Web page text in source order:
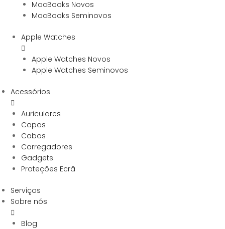
MacBooks Novos
MacBooks Seminovos
Apple Watches
Apple Watches Novos
Apple Watches Seminovos
Acessórios
Auriculares
Capas
Cabos
Carregadores
Gadgets
Proteções Ecrã
Serviços
Sobre nós
Blog